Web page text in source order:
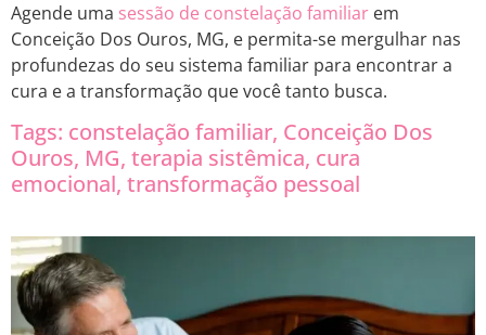
Agende uma sessão de constelação familiar em
Conceição Dos Ouros, MG, e permita-se mergulhar nas
profundezas do seu sistema familiar para encontrar a
cura e a transformação que você tanto busca.
Tags: constelação familiar, Conceição Dos
Ouros, MG, terapia sistêmica, cura
emocional, transformação pessoal